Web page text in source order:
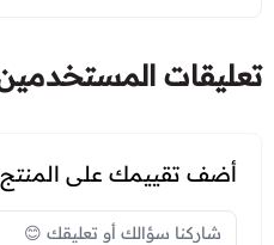
تعليقات المستخدمين
أضف تقييمك على المنتج